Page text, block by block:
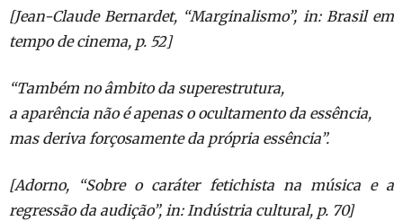
[Jean-Claude Bernardet, “Marginalismo”, in: Brasil em
tempo de cinema, p. 52]
“Também no âmbito da superestrutura,
a aparência não é apenas o ocultamento da essência,
mas deriva forçosamente da própria essência”.
[Adorno, “Sobre o caráter fetichista na música e a
regressão da audição”, in: Indústria cultural, p. 70]